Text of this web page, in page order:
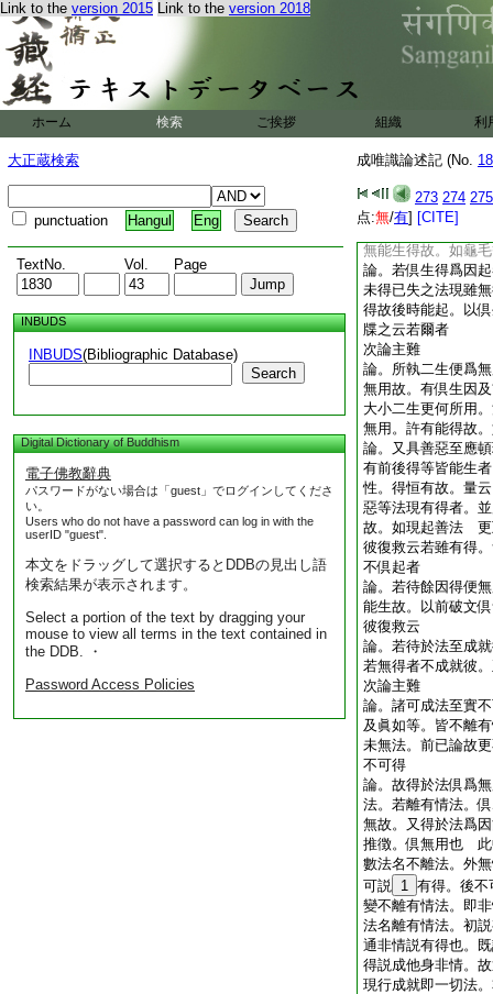
Link to the version 2015 Link to the version 2018
ホーム 検索 ご挨拶 組織 利
大正蔵検索
punctuation Hangul Eng
TextNo. Vol. Page
INBUDS
INBUDS(Bibliographic Database)
Search
Digital Dictionary of Buddhism
電子佛教辭典
パスワードがない場合は「guest」でログインしてくださ
い。
Users who do not have a password can log in with the
userID "guest".
本文をドラッグして選択するとDDBの見出し語
検索結果が表示されます。
Select a portion of the text by dragging your
mouse to view all terms in the text contained in
the DDB. ・
Password Access Policies
成唯識論述記 (No.
273 274 275
点:無/有] [CITE]
生能起法。非得能
言能起諸法。起
論。應起無爲 述
以有得故。如有
外具等。應永不起
等 彼宗不許外法
未來已成就法應恒
得法
論。未得已失應永
永不生。已失之法
得之法及易界地等
無能生得故。如龜
論。若倶生得爲因
未得已失之法現雖
得故後時能起。以
牒之云若爾者
次論主難
論。所執二生便爲
無用故。有倶生因
大小二生更何所用
無用。許有能得故
論。又具善惡至應
有前後得等皆能生
性。得恒有故。量
惡等法現有得者。
故。如現起善法
彼復救云若雖有得
不倶起者
論。若待餘因得便
能生故。以前破文
彼復救云
論。若待於法至成
若無得者不成就彼
次論主難
論。諸可成法至實
及眞如等。皆不離
未無法。前已論故
不可得
論。故得於法倶爲
法。若離有情法。
無故。又得於法爲
推徴。倶無用也 此
數法名不離法。外
可説 1 有得。後不
變不離有情法。即
法名離有情法。初
通非情説有得也。
得説成他身非情。
現行成就即一切法